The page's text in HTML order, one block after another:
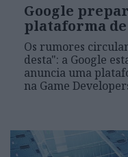
Google
plataforma
Os rumores
desta": a Google
anuncia uma
na Game